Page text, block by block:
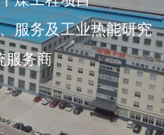
服务及工业热能研究
服务商